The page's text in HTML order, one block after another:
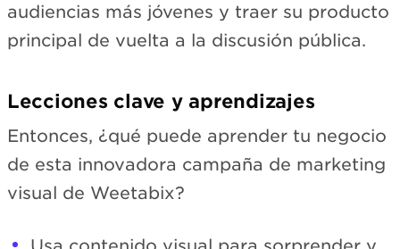
audiencias más jóvenes y traer su producto
principal de vuelta a la discusión pública.
Lecciones clave y aprendizajes
Entonces, ¿qué puede aprender tu negocio
de esta innovadora campaña de marketing
visual de Weetabix?